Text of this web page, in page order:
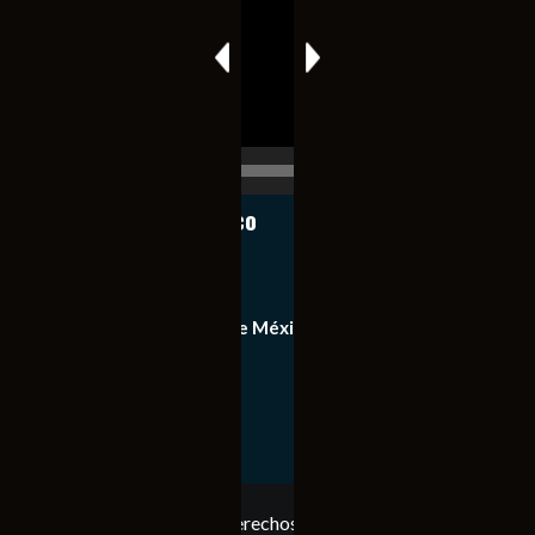
Notiexpress de México
Equipo de Notiexpress de México
Copyright © Todos los derechos reservados. Notiexpress